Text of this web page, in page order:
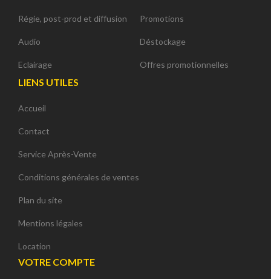
Régie, post-prod et diffusion
Audio
Eclairage
Promotions
Déstockage
Offres promotionnelles
LIENS UTILES
Accueil
Contact
Service Après-Vente
Conditions générales de ventes
Plan du site
Mentions légales
Location
VOTRE COMPTE